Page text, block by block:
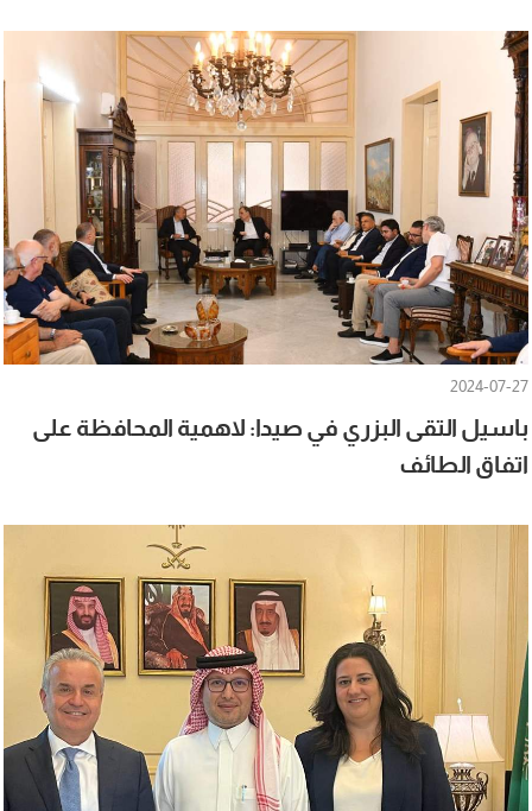
2024-07-27
باسيل التقى البزري في صيدا: لاهمية المحافظة على
اتفاق الطائف